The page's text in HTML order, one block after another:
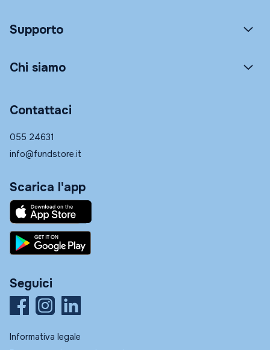
Supporto
Chi siamo
Contattaci
055 24631
info@fundstore.it
Scarica l'app
Seguici
Informativa legale